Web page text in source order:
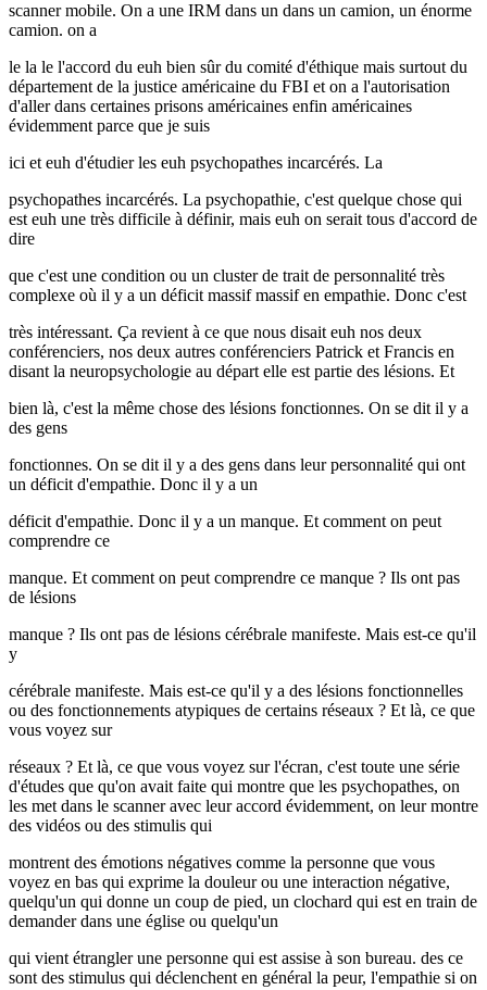
scanner mobile. On a une IRM dans un dans un camion, un énorme
camion. on a
le la le l'accord du euh bien sûr du comité d'éthique mais surtout du
département de la justice américaine du FBI et on a l'autorisation
d'aller dans certaines prisons américaines enfin américaines
évidemment parce que je suis
ici et euh d'étudier les euh psychopathes incarcérés. La
psychopathes incarcérés. La psychopathie, c'est quelque chose qui
est euh une très difficile à définir, mais euh on serait tous d'accord de
dire
que c'est une condition ou un cluster de trait de personnalité très
complexe où il y a un déficit massif massif en empathie. Donc c'est
très intéressant. Ça revient à ce que nous disait euh nos deux
conférenciers, nos deux autres conférenciers Patrick et Francis en
disant la neuropsychologie au départ elle est partie des lésions. Et
bien là, c'est la même chose des lésions fonctionnes. On se dit il y a
des gens
fonctionnes. On se dit il y a des gens dans leur personnalité qui ont
un déficit d'empathie. Donc il y a un
déficit d'empathie. Donc il y a un manque. Et comment on peut
comprendre ce
manque. Et comment on peut comprendre ce manque ? Ils ont pas
de lésions
manque ? Ils ont pas de lésions cérébrale manifeste. Mais est-ce qu'il
y
cérébrale manifeste. Mais est-ce qu'il y a des lésions fonctionnelles
ou des fonctionnements atypiques de certains réseaux ? Et là, ce que
vous voyez sur
réseaux ? Et là, ce que vous voyez sur l'écran, c'est toute une série
d'études que qu'on avait faite qui montre que les psychopathes, on
les met dans le scanner avec leur accord évidemment, on leur montre
des vidéos ou des stimulis qui
montrent des émotions négatives comme la personne que vous
voyez en bas qui exprime la douleur ou une interaction négative,
quelqu'un qui donne un coup de pied, un clochard qui est en train de
demander dans une église ou quelqu'un
qui vient étrangler une personne qui est assise à son bureau. des ce
sont des stimulus qui déclenchent en général la peur, l'empathie si on